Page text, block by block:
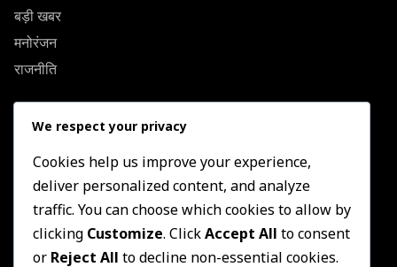
बड़ी खबर
मनोरंजन
राजनीति
Quick Link
About Us
Contact US
Privacy Policy
Terms & Conditions
Newsletter
We respect your privacy
Cookies help us improve your experience,
deliver personalized content, and analyze
traffic. You can choose which cookies to allow by
clicking Customize. ClickAccept All to consent
or Reject All to decline non-essential cookies.